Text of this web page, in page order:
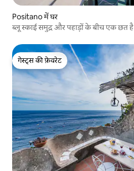
Positano में घर
ब्लू स्काई समुद्र और पहाड़ों के बीच एक छत है
गेस्ट्स की फ़ेवरेट
गेस्ट्स की फ़ेवरेट